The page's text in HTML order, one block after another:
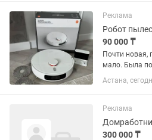
так
Реклама
90 000 ₸
Почти новая,
мало. Была
продается.
Xiaomi S10+
4000 Па,
давление при
Астана,
Реклама
300 000 ₸